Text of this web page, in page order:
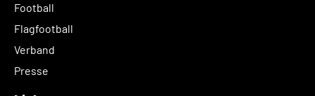
Football
Flagfootball
Verband
Presse